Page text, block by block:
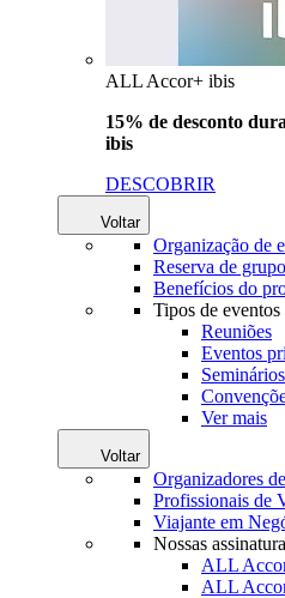
ALL Accor+ ibis
15% de desconto
ibis
DESCOBRIR
Voltar
Organização de
Reserva de
Benefícios do
Tipos de eventos
Reuniões
Eventos
Seminários
Ver mais
Voltar
Organizadores
Profissionais de
Viajante em
Nossas
ALL
ALL